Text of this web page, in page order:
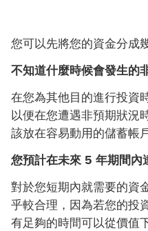
您可以先將您的資金分成
不知道什麼時候會發生的
在您為其他目的進行投資
以便在您遭遇非預期狀況
該放在容易動用的儲蓄帳戶
您預計在未來 5 年期間內
對於您短期內就需要的資
乎較合理，因為若您的投
有足夠的時間可以從價值